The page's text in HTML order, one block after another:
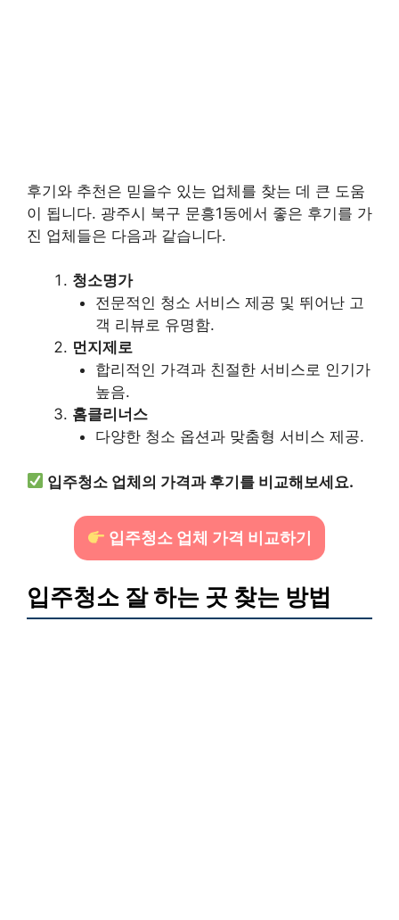
후기와 추천은 믿을수 있는 업체를 찾는 데 큰 도움
이 됩니다. 광주시 북구 문흥1동에서 좋은 후기를 가
진 업체들은 다음과 같습니다.
청소명가
전문적인 청소 서비스 제공 및 뛰어난 고
객 리뷰로 유명함.
먼지제로
합리적인 가격과 친절한 서비스로 인기가
높음.
홈클리너스
다양한 청소 옵션과 맞춤형 서비스 제공.
입주청소 업체의 가격과 후기를 비교해보세요.
입주청소 업체 가격 비교하기
입주청소 잘 하는 곳 찾는 방법